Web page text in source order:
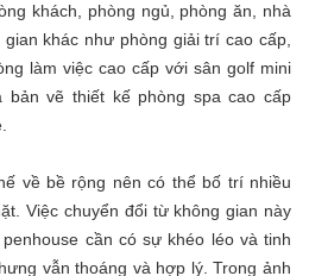
khách, phòng ngủ, phòng ăn, nhà
khác như phòng giải trí cao cấp,
làm việc cao cấp với sân golf mini
bản vẽ thiết kế phòng spa cao cấp
về bề rộng nên có thể bố trí nhiều
Việc chuyển đổi từ không gian này
cần có sự khéo léo và tinh
vẫn thoáng và hợp lý. Trong ảnh